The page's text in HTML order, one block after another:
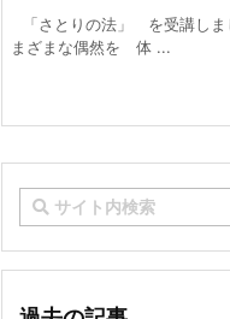
「さとりの法」 を受講し
まざまな偶然を 体 ...